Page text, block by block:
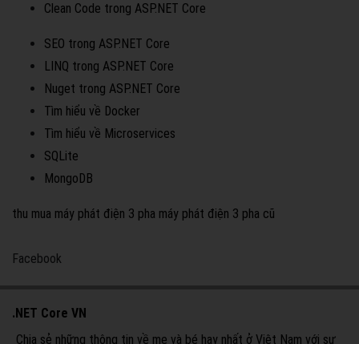
Clean Code trong ASP.NET Core
SEO trong ASP.NET Core
LINQ trong ASP.NET Core
Nuget trong ASP.NET Core
Tìm hiểu về Docker
Tìm hiểu về Microservices
SQLite
MongoDB
thu mua máy phát điện 3 pha máy phát điện 3 pha cũ
Facebook
.NET Core VN
Chia sẻ những thông tin về mẹ và bé hay nhất ở Việt Nam với sự